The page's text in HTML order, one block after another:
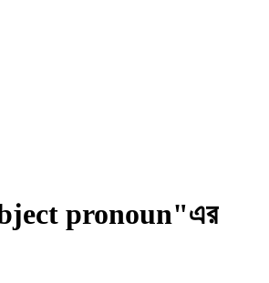
pronoun"এর